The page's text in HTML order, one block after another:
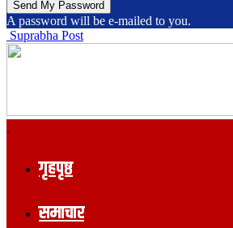
A password will be e-mailed to you.
Suprabha Post
गृहपृष्ठ
समाचार